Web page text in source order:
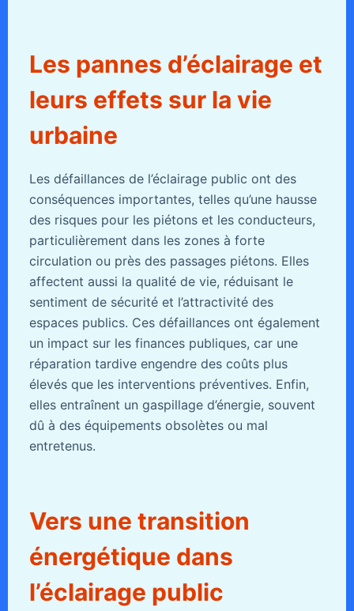
Les pannes d’éclairage et
leurs effets sur la vie
urbaine
Les défaillances de l’éclairage public ont des
conséquences importantes, telles qu’une hausse
des risques pour les piétons et les conducteurs,
particulièrement dans les zones à forte
circulation ou près des passages piétons. Elles
affectent aussi la qualité de vie, réduisant le
sentiment de sécurité et l’attractivité des
espaces publics. Ces défaillances ont également
un impact sur les finances publiques, car une
réparation tardive engendre des coûts plus
élevés que les interventions préventives. Enfin,
elles entraînent un gaspillage d’énergie, souvent
dû à des équipements obsolètes ou mal
entretenus.
Vers une transition
énergétique dans
l’éclairage public